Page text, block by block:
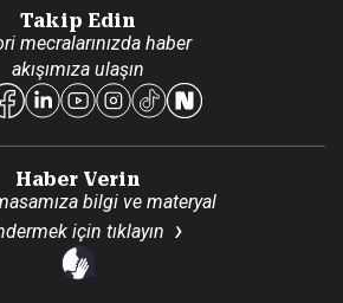
Takip Edin
mecralarınızda haber
akışımıza ulaşın
Haber Verin
bilgi ve materyal
için tıklayın